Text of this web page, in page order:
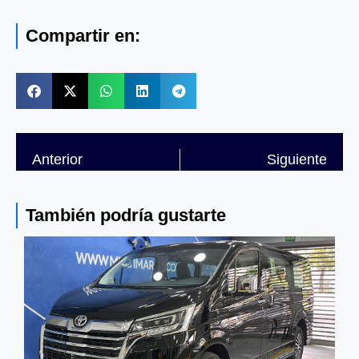
Compartir en:
Siguiente
Anterior
También podría gustarte